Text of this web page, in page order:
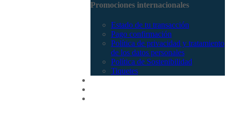
Promociones internacionales
Estado de tu transacción
Pago confirmación
Política de privacidad y tratamiento
de los datos personales
Política de Sostenibilidad
Tiquetes